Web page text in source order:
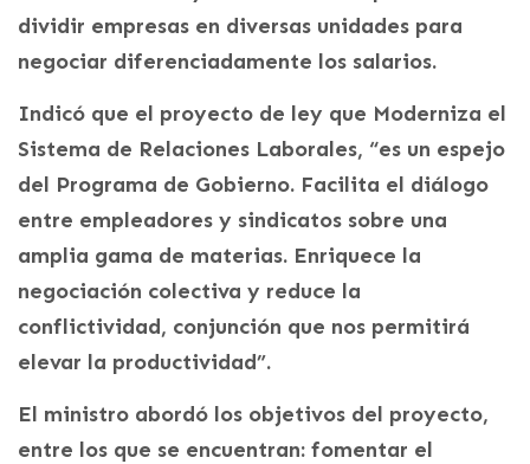
dividir empresas en diversas unidades para
negociar diferenciadamente los salarios.
Indicó que el proyecto de ley que Moderniza el
Sistema de Relaciones Laborales, “es un espejo
del Programa de Gobierno. Facilita el diálogo
entre empleadores y sindicatos sobre una
amplia gama de materias. Enriquece la
negociación colectiva y reduce la
conflictividad, conjunción que nos permitirá
elevar la productividad”.
El ministro abordó los objetivos del proyecto,
entre los que se encuentran: fomentar el